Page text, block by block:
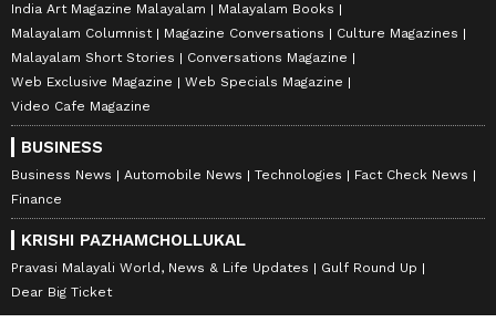
India Art Magazine Malayalam
Malayalam Books
Malayalam Columnist
Magazine Conversations
Culture Magazines
Malayalam Short Stories
Conversations Magazine
Web Exclusive Magazine
Web Specials Magazine
Video Cafe Magazine
BUSINESS
Business News Automobile News Technologies
Fact Check News
Finance
KRISHI PAZHAMCHOLLUKAL
Pravasi Malayali World, News & Life Updates
Gulf Round Up
Dear Big Ticket